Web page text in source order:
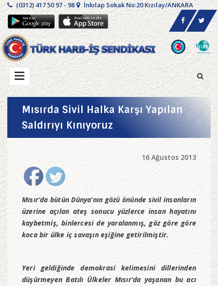
(0312) 417 50 97 - 98 İnkılap Sokak No:20 Kızılay/ANKARA
Mısırda Sivil Halka Karşı Yapılan
Saldırıyı Kınıyoruz
16 Ağustos 2013
Mısır’da bütün Dünya’nın gözü önünde sivil insanların
üzerine açılan ateş sonucu yüzlerce insan hayatını
kaybetmiş, binlercesi de yaralanmış, göz göre göre
koca bir ülke iç savaşın eşiğine getirilmiştir.
Yeri geldiğinde demokrasi kelimesini dillerinden
düşürmeyen Batılı Ülkeler Mısır’da yaşanan bu acı